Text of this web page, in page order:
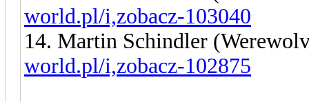
world.pl/i,zobacz-103040
14. Martin Schindler
world.pl/i,zobacz-102875